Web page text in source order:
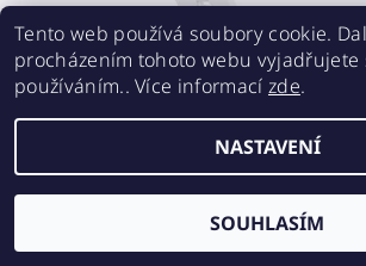
SILIKONOVÝ ŘEMÍNEK 20MM - BÍLÝ
190 Kč
Tento web používá soubory cookie.
procházením tohoto webu vyjadřujete
používáním.. Více informací zde.
NASTAVENÍ
SOUHLASÍM